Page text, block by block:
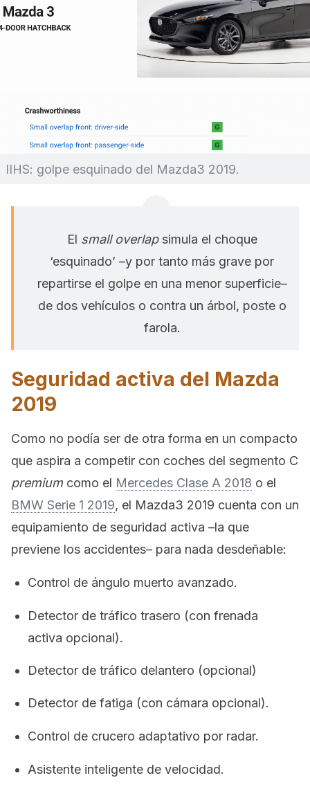
IIHS: golpe esquinado del Mazda3 2019.
El small overlap simula el choque
‘esquinado’ –y por tanto más grave por
repartirse el golpe en una menor superficie–
de dos vehículos o contra un árbol, poste o
farola.
Seguridad activa del Mazda
2019
Como no podía ser de otra forma en un compacto
que aspira a competir con coches del segmento C
premiumcomo el Mercedes Clase A 2018 o el
BMW Serie 1 2019, el Mazda3 2019 cuenta con un
equipamiento de seguridad activa –la que
previene los accidentes– para nada desdeñable:
Control de ángulo muerto avanzado.
Detector de tráfico trasero (con frenada
activa opcional).
Detector de tráfico delantero (opcional)
Detector de fatiga (con cámara opcional).
Control de crucero adaptativo por radar.
Asistente inteligente de velocidad.